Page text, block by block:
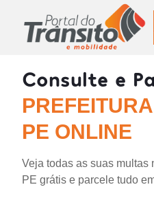
Consulte e
PE ONLINE
Veja todas as suas multas
PE grátis e parcele tudo